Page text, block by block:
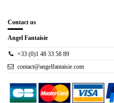
Contact us
Angel Fantaisie
+33 (0)1 48 33 58 89
contact@angelfantaisie.com